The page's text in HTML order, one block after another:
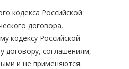
кодекса Российской
договора,
кодексу Российской
договору, соглашениям,
и не применяются.